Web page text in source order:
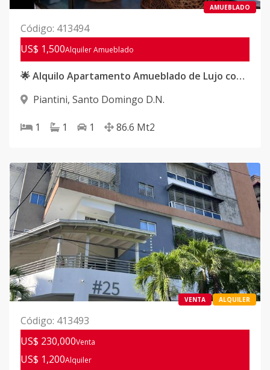
AMUEBLADO
Código: 413494
US$ 1,500AlquilerAmueblado
🌟 Alquilo Apartamento Amueblado de Lujo con Balcón en Torre Premium
Piantini, Santo Domingo D.N.
1 1 1 86.6 Mt2
VENTA ALQUILER
Código: 413493
US$ 230,000Venta
US$ 1,200Alquiler